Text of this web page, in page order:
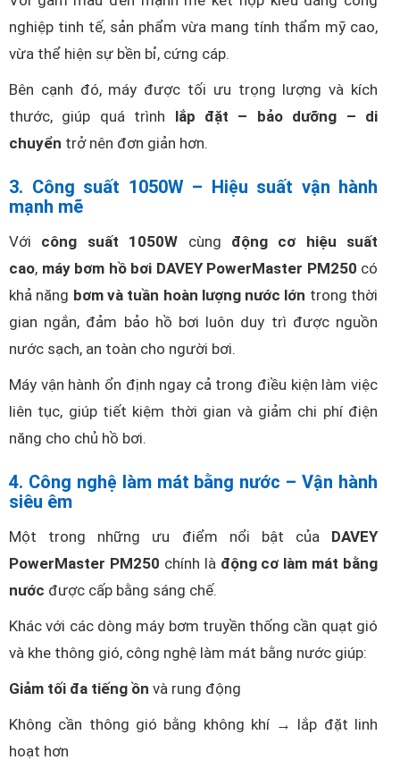
nghiệp tinh tế, sản phẩm vừa mang tính thẩm mỹ cao,
vừa thể hiện sự bền bỉ, cứng cáp.
Bên cạnh đó, máy được tối ưu trọng lượng và kích
thước, giúp quá trình lắp đặt – bảo dưỡng – di
chuyển trở nên đơn giản hơn.
3. Công suất 1050W – Hiệu suất vận hành
mạnh mẽ
Với công suất 1050W cùng động cơ hiệu suất
cao, máy bơm hồ bơi DAVEY PowerMaster PM250 có
khả năng bơm và tuần hoàn lượng nước lớn trong thời
gian ngắn, đảm bảo hồ bơi luôn duy trì được nguồn
nước sạch, an toàn cho người bơi.
Máy vận hành ổn định ngay cả trong điều kiện làm việc
liên tục, giúp tiết kiệm thời gian và giảm chi phí điện
năng cho chủ hồ bơi.
4. Công nghệ làm mát bằng nước – Vận hành
siêu êm
Một trong những ưu điểm nổi bật của DAVEY
PowerMaster PM250 chính là động cơ làm mát bằng
nước được cấp bằng sáng chế.
Khác với các dòng máy bơm truyền thống cần quạt gió
và khe thông gió, công nghệ làm mát bằng nước giúp:
Giảm tối đa tiếng ồn và rung động
Không cần thông gió bằng không khí → lắp đặt linh
hoạt hơn